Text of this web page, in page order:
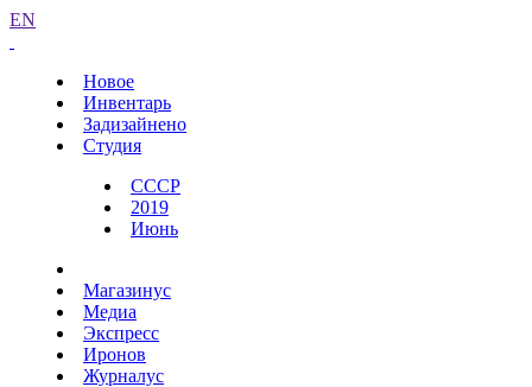
EN
Новое
Инвентарь
Задизайнено
Студия
СССР
2019
Июнь
Магазинус
Медиа
Экспресс
Иронов
Журналус